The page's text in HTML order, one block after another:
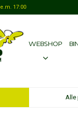
17:00
WEBSHOP
Alle